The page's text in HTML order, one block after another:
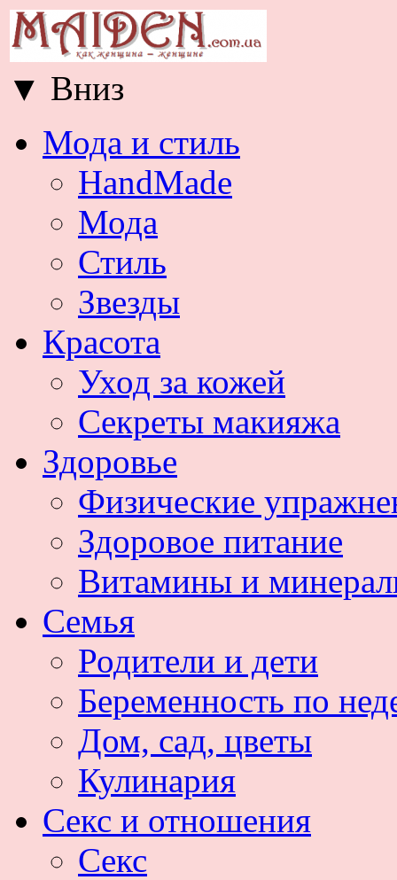
▼ Вниз
Мода и стиль
HandMade
Мода
Стиль
Звезды
Красота
Уход за кожей
Секреты макияжа
Здоровье
Физические
Здоровое питание
Витамины и
Семья
Родители и дети
Беременность по
Дом, сад, цветы
Кулинария
Секс и отношения
Секс